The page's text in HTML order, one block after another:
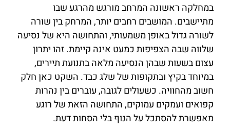
במחלקה ראשונה המרחב מורגש מהרגע שבו
מתיישבים. המושבים רחבים יותר, המרחק בין שורה
לשורה גדול באופן משמעותי, והתחושה היא של נסיעה
שלווה שבה הצפיפות כמעט אינה קיימת. זהו יתרון
עצום בשעות שבהן הנסיעה מלאה בתנועת תיירים,
במיוחד בקיץ ובתקופות של שלג כבד. השקט כאן חלק
חשוב מהחוויה. כשעולים לגובה, עוברים בין נהרות
קפואים ועמקים עמוקים, התחושה הזאת של רוגע
מאפשרת להסתכל על הנוף בלי הסחות דעת.